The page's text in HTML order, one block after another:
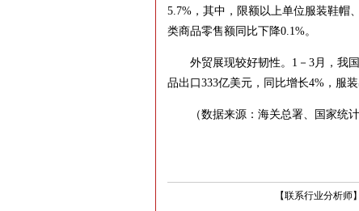
5.7%，其中，限额以上单位服装鞋帽
类商品零售额同比下降0.1%。
外贸展现较好韧性。1－3月，我国
品出口333亿美元，同比增长4%，服
（数据来源：海关总署、国家统计
【联系行业分析师】